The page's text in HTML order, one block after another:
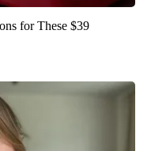
for These $39